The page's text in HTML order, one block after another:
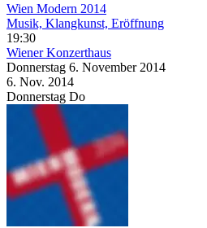
Wien Modern 2014
Musik, Klangkunst, Eröffnung
19:30
Wiener Konzerthaus
Donnerstag 6. November 2014
6. Nov. 2014
Donnerstag Do